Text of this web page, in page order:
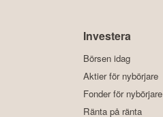
Investera
Börsen idag
Aktier för nybörjare
Fonder för nybörjare
Ränta på ränta